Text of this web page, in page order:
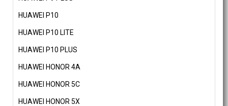
HUAWEI P10
HUAWEI P10 LITE
HUAWEI P10 PLUS
HUAWEI HONOR 4A
HUAWEI HONOR 5C
HUAWEI HONOR 5X